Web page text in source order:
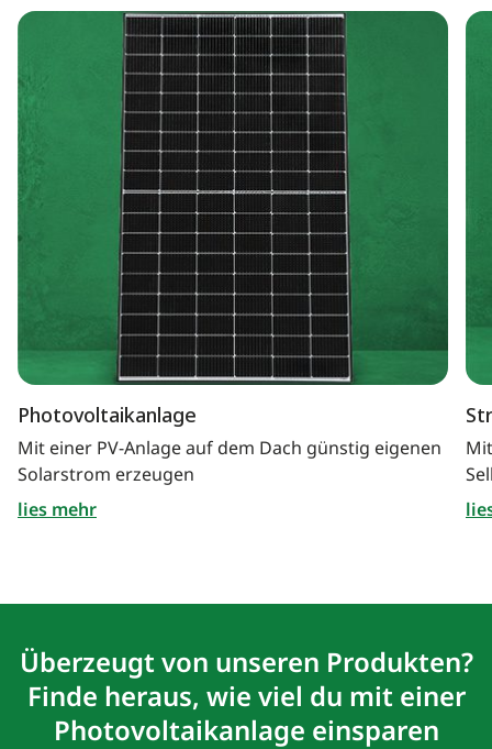
Photovoltaikanlage
Mit einer PV-Anlage auf dem Dach günstig eigenen
Solarstrom erzeugen
lies mehr
Überzeugt von unseren Produkten?
Finde heraus, wie viel du mit einer
Photovoltaikanlage einsparen